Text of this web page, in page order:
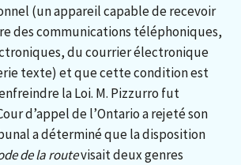
(un appareil capable de recevoir
des communications téléphoniques,
du courrier électronique
texte) et que cette condition est
la Loi. M. Pizzurro fut
d’appel de l’Ontario a rejeté son
a déterminé que la disposition
de la routevisait deux genres